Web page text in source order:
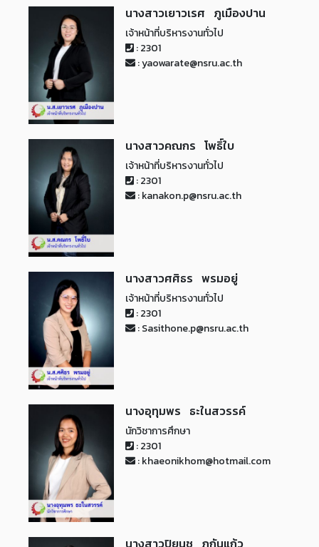
นางสาวเยาวเรศ ภูเมืองปาน
เจ้าหน้าที่บริหารงานทั่วไป
: 2301
: yaowarate@nsru.ac.th
นางสาวคณกร โพธิ์ใบ
เจ้าหน้าที่บริหารงานทั่วไป
: 2301
: kanakon.p@nsru.ac.th
นางสาวศศิธร พรมอยู่
เจ้าหน้าที่บริหารงานทั่วไป
: 2301
: Sasithone.p@nsru.ac.th
นางอุทุมพร ธะในสวรรค์
นักวิชาการศึกษา
: 2301
: khaeonikhom@hotmail.com
นางสาวปิยนุช ภูกันแก้ว